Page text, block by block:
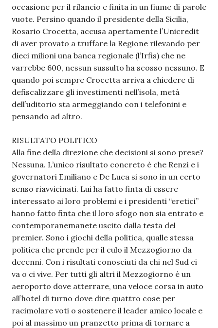
occasione per il rilancio e finita in un fiume di parole
vuote. Persino quando il presidente della Sicilia,
Rosario Crocetta, accusa apertamente l’Unicredit
di aver provato a truffare la Regione rilevando per
dieci milioni una banca regionale (l’Irfis) che ne
varrebbe 600, nessun sussulto ha scosso nessuno. E
quando poi sempre Crocetta arriva a chiedere di
defiscalizzare gli investimenti nell’isola, metà
dell’uditorio sta armeggiando con i telefonini e
pensando ad altro.
RISULTATO POLITICO
Alla fine della direzione che decisioni si sono prese?
Nessuna. L’unico risultato concreto è che Renzi e i
governatori Emiliano e De Luca si sono in un certo
senso riavvicinati. Lui ha fatto finta di essere
interessato ai loro problemi e i presidenti “eretici”
hanno fatto finta che il loro sfogo non sia entrato e
contemporanemanete uscito dalla testa del
premier. Sono i giochi della politica, qualle stessa
politica che prende per il culo il Mezzogiorno da
decenni. Con i risultati conosciuti da chi nel Sud ci
va o ci vive. Per tutti gli altri il Mezzogiorno è un
aeroporto dove atterrare, una veloce corsa in auto
all’hotel di turno dove dire quattro cose per
racimolare voti o sostenere il leader amico locale e
poi al massimo un pranzetto prima di tornare a